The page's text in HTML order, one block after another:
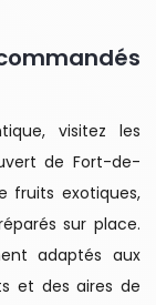
visitez les
de Fort-de-
fruits exotiques,
sur place.
adaptés aux
et des aires de